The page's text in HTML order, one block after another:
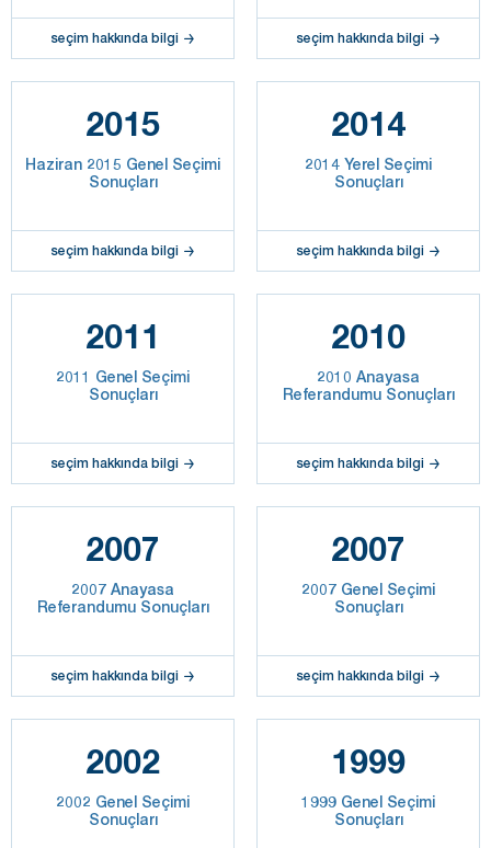
seçim hakkında bilgi seçim hakkında bilgi
2015
Haziran 2015 Genel Seçimi
Sonuçları
seçim hakkında bilgi
2014
2014 Yerel Seçimi
Sonuçları
seçim hakkında bilgi
2011
2011 Genel Seçimi
Sonuçları
seçim hakkında bilgi
2010
2010 Anayasa
Referandumu Sonuçları
seçim hakkında bilgi
2007
2007 Anayasa
Referandumu Sonuçları
seçim hakkında bilgi
2007
2007 Genel Seçimi
Sonuçları
seçim hakkında bilgi
2002
2002 Genel Seçimi
Sonuçları
1999
1999 Genel Seçimi
Sonuçları